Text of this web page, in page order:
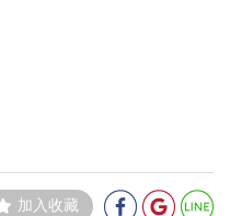
加入收藏